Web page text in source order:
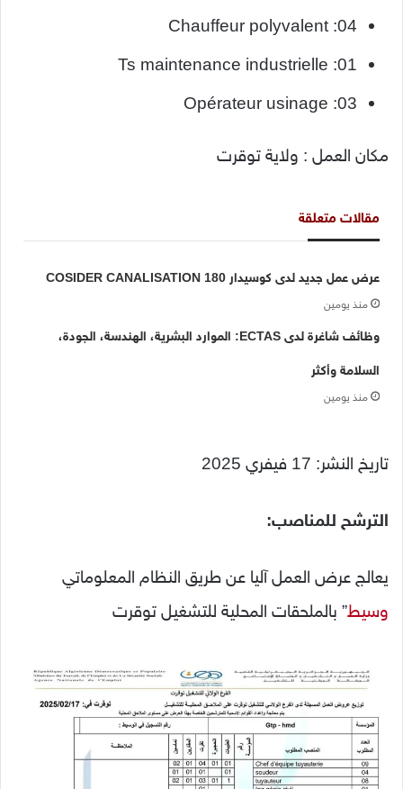
Chauffeur polyvalent :04
Ts maintenance industrielle :01
Opérateur usinage :03
مكان العمل : ولاية توقرت
مقالات متعلقة
عرض عمل جديد لدى كوسيدار COSIDER CANALISATION 180
منذ يومين
وظائف شاغرة لدى ECTAS: الموارد البشرية، الهندسة، الجودة،
السلامة وأكثر
منذ يومين
تاريخ النشر: 17 فيفري 2025
الترشح للمناصب:
يعالج عرض العمل آليا عن طريق النظام المعلوماتي
وسيط” بالملحقات المحلية للتشغيل توقرت